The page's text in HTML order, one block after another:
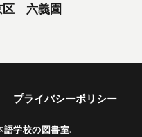
区 六義園
プライバシーポリシー
語学校の図書室.